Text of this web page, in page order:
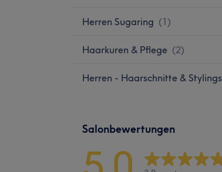
Herren Sugaring (1)
Haarkuren & Pflege (2)
Herren - Haarschnitte & Stylings
Salonbewertungen